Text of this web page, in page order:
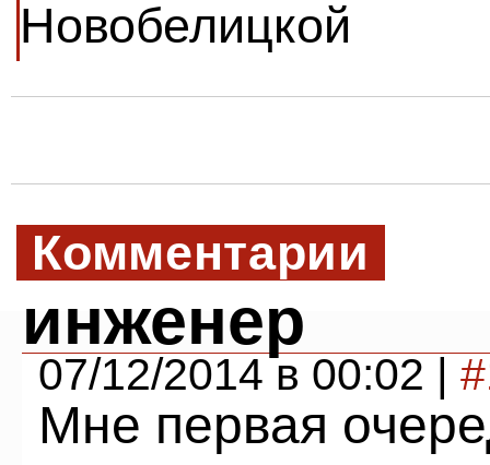
Новобелицкой
Комментарии
инженер
07/12/2014 в 00:02 |
Мне первая